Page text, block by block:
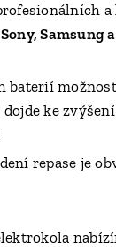
Samsung
baterií
ke
repase je